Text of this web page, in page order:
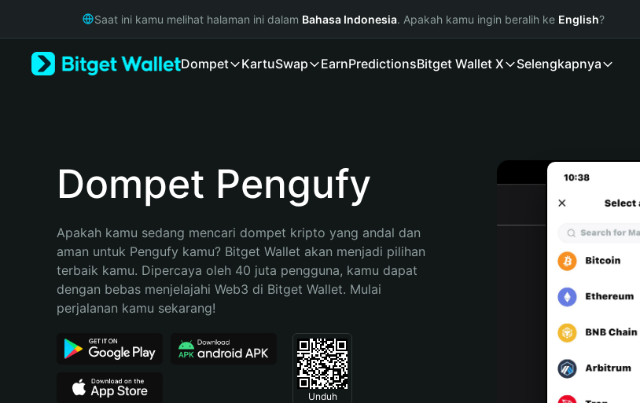
Русский
Bahasa Indonesia
Español (Argentina)
Saat ini kamu melihat halaman ini dalam Bahasa Indonesia. Apakah kamu ingin beralih ke English?
Dompet KartuSwap EarnPredictionsBitget Wallet X Selengkapnya
Dompet Pengufy
Apakah kamu sedang mencari dompet kripto yang andal dan
aman untuk Pengufy kamu? Bitget Wallet akan menjadi pilihan
terbaik kamu. Dipercaya oleh 40 juta pengguna, kamu dapat
dengan bebas menjelajahi Web3 di Bitget Wallet. Mulai
perjalanan kamu sekarang!
Unduh